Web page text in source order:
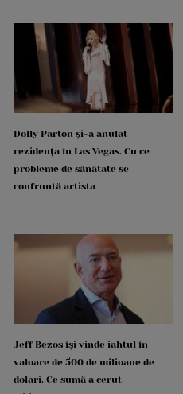
Dolly Parton și-a anulat
rezidența în Las Vegas. Cu ce
probleme de sănătate se
confruntă artista
Jeff Bezos își vinde iahtul în
valoare de 500 de milioane de
dolari. Ce sumă a cerut